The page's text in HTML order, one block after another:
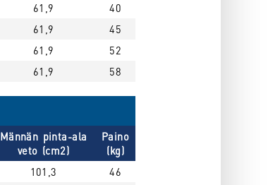
61,9 40
61,9 45
61,9 52
61,9 58
Männän pinta-ala
veto (cm2)
Paino
(kg)
101,3 46